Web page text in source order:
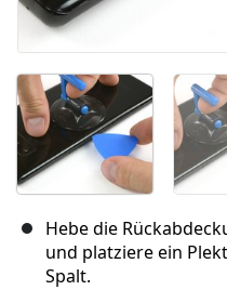
Hebe die
und platziere ein
Spalt.